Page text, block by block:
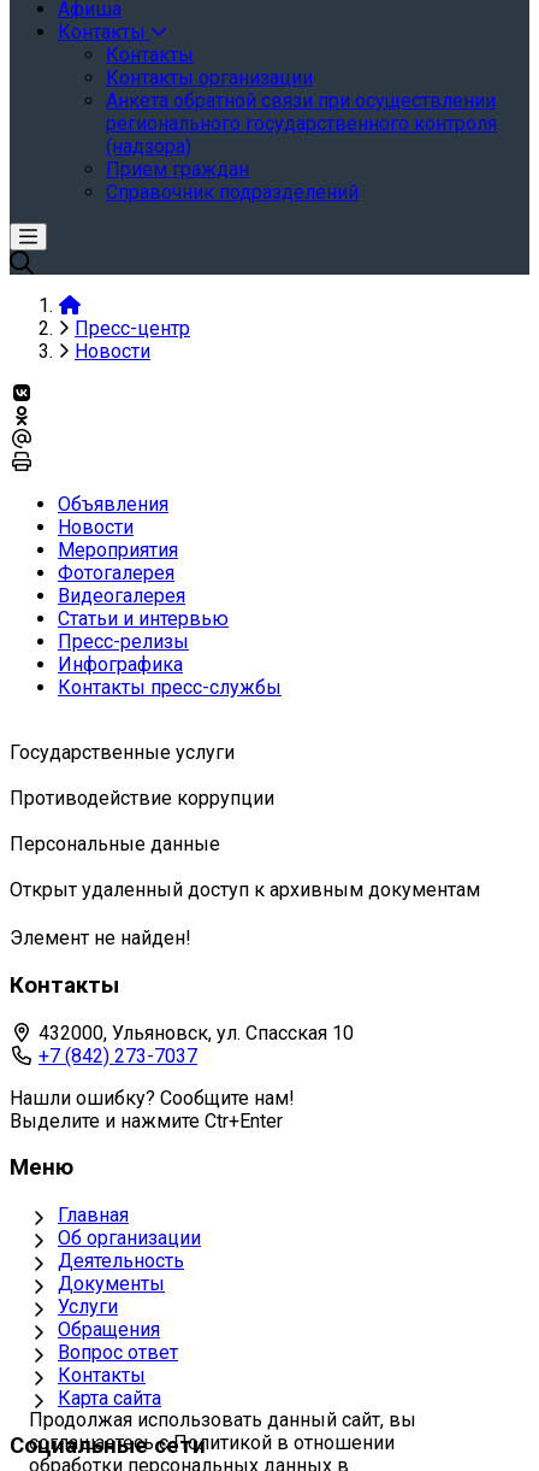
Афиша
Контакты
Контакты
Контакты организации
Анкета обратной связи при осуществлении
регионального государственного контроля
(надзора)
Прием граждан
Справочник подразделений
Пресс-центр
Новости
Объявления
Новости
Мероприятия
Фотогалерея
Видеогалерея
Статьи и интервью
Пресс-релизы
Инфографика
Контакты пресс-службы
Государственные услуги
Противодействие коррупции
Персональные данные
Открыт удаленный доступ к архивным документам
Элемент не найден!
Контакты
432000, Ульяновск, ул. Спасская 10
+7 (842) 273-7037
Нашли ошибку? Сообщите нам!
Выделите и нажмите Ctr+Enter
Меню
Главная
Об организации
Деятельность
Документы
Услуги
Обращения
Вопрос ответ
Контакты
Карта сайта
Социальные сети
Продолжая использовать данный сайт, вы
соглашаетесь с Политикой в отношении
обработки персональных данных в